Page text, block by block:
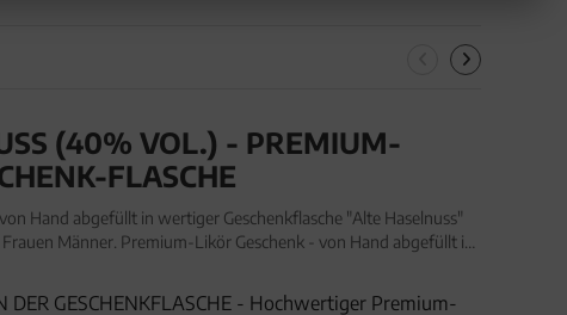
(40% VOL.) - PREMIUM-
FLASCHE
Hand abgefüllt in wertiger Geschenkflasche "Alte Haselnuss"
Männer. Premium-Likör Geschenk - von Hand abgefüllt in
DER GESCHENKFLASCHE - Hochwertiger Premium-